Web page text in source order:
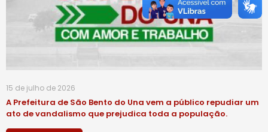
15 de julho de 2026
A Prefeitura de São Bento do Una vem a público repudiar um
ato de vandalismo que prejudica toda a população.